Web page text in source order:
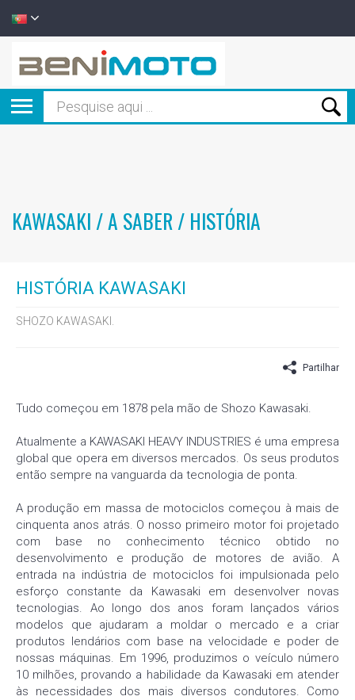
KAWASAKI / A SABER / HISTÓRIA
HISTÓRIA KAWASAKI
SHOZO KAWASAKI.
Partilhar
Tudo começou em 1878 pela mão de Shozo Kawasaki.
Atualmente a KAWASAKI HEAVY INDUSTRIES é uma empresa
global que opera em diversos mercados. Os seus produtos
então sempre na vanguarda da tecnologia de ponta.
A produção em massa de motociclos começou à mais de
cinquenta anos atrás. O nosso primeiro motor foi projetado
com base no conhecimento técnico obtido no
desenvolvimento e produção de motores de avião. A
entrada na indústria de motociclos foi impulsionada pelo
esforço constante da Kawasaki em desenvolver novas
tecnologias. Ao longo dos anos foram lançados vários
modelos que ajudaram a moldar o mercado e a criar
produtos lendários com base na velocidade e poder de
nossas máquinas. Em 1996, produzimos o veículo número
10 milhões, provando a habilidade da Kawasaki em atender
às necessidades dos mais diversos condutores. Como